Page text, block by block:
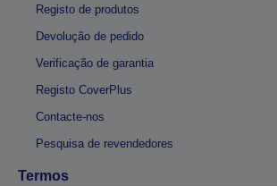
Registo de produtos
Devolução de pedido
Verificação de garantia
Registo CoverPlus
Contacte-nos
Pesquisa de revendedores
Termos